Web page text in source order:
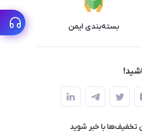
بسته‌بندی ایمن
تخفیف‌ها با‌ خبر شوید